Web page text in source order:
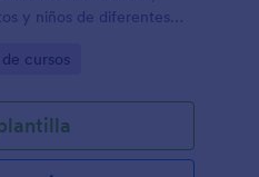
y niños de diferentes
cursos